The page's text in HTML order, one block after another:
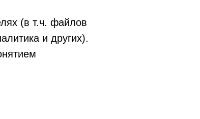
(в т.ч. файлов
и других).